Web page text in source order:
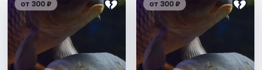
от 300 ₽ от 300 ₽